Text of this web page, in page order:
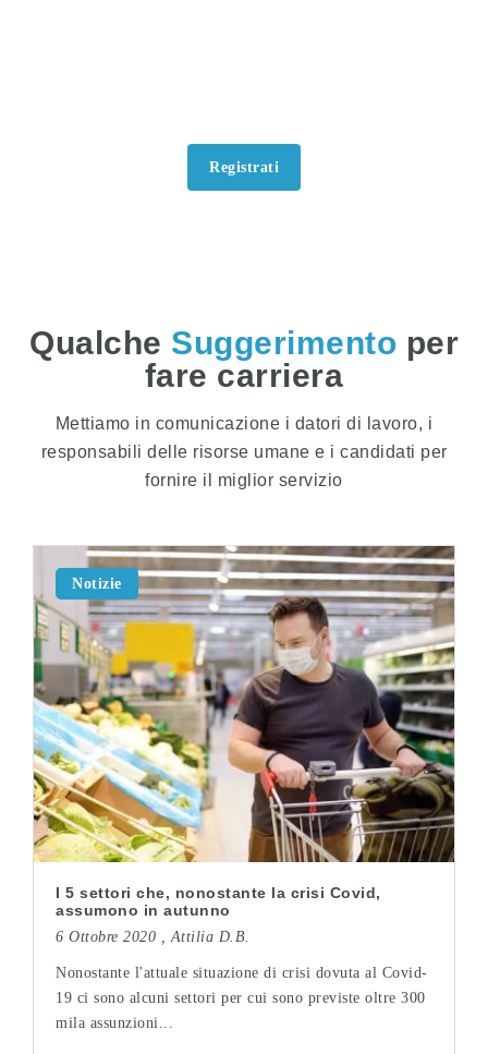
Registrati
Qualche Suggerimento per
fare carriera
Mettiamo in comunicazione i datori di lavoro, i
responsabili delle risorse umane e i candidati per
fornire il miglior servizio
I 5 settori che, nonostante la crisi Covid,
assumono in autunno
6 Ottobre 2020 , Attilia D.B.
Notizie
Nonostante l'attuale situazione di crisi dovuta al Covid-
19 ci sono alcuni settori per cui sono previste oltre 300
mila assunzioni...